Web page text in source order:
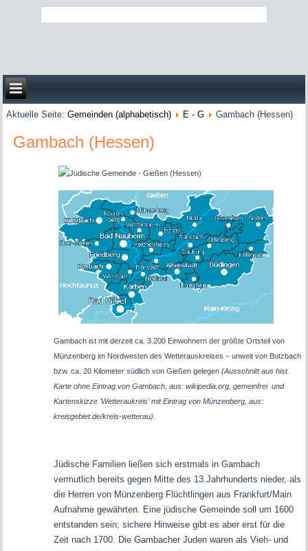
Aktuelle Seite:Gemeinden (alphabetisch) E - G Gambach (Hessen)
Gambach (Hessen)
Gambach ist mit derzeit ca. 3.200 Einwohnern der größte Ortsteil von
Münzenberg im Nordwesten des Wetterauskreises – unweit von Butzbach
bzw. ca. 20 Kilometer südlich von Gießen gelegen (Ausschnitt aus hist.
Karte ohne Eintrag von Gambach, aus: wikipedia.org, gemeinfrei und
Kartenskizze 'Wetteraukreis' mit Eintrag von Münzenberg, aus:
kreisgebiet.de/kreis-wetterau).
Jüdische Familien ließen sich erstmals in Gambach
vermutlich bereits gegen Mitte des 13.Jahrhunderts nieder, als
die Herren von Münzenberg Flüchtlingen aus Frankfurt/Main
Aufnahme gewährten. Eine jüdische Gemeinde soll um 1600
entstanden sein; sichere Hinweise gibt es aber erst für die
Zeit nach 1700. Die Gambacher Juden waren als Vieh- und